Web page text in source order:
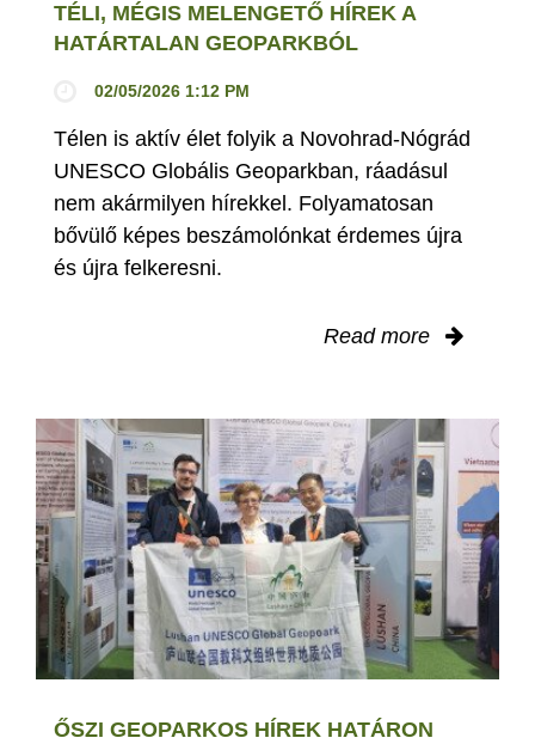
TÉLI, MÉGIS MELENGETŐ HÍREK A
HATÁRTALAN GEOPARKBÓL
02/05/2026 1:12 PM
Télen is aktív élet folyik a Novohrad-Nógrád
UNESCO Globális Geoparkban, ráadásul
nem akármilyen hírekkel. Folyamatosan
bővülő képes beszámolónkat érdemes újra
és újra felkeresni.
Read more
ŐSZI GEOPARKOS HÍREK HATÁRON